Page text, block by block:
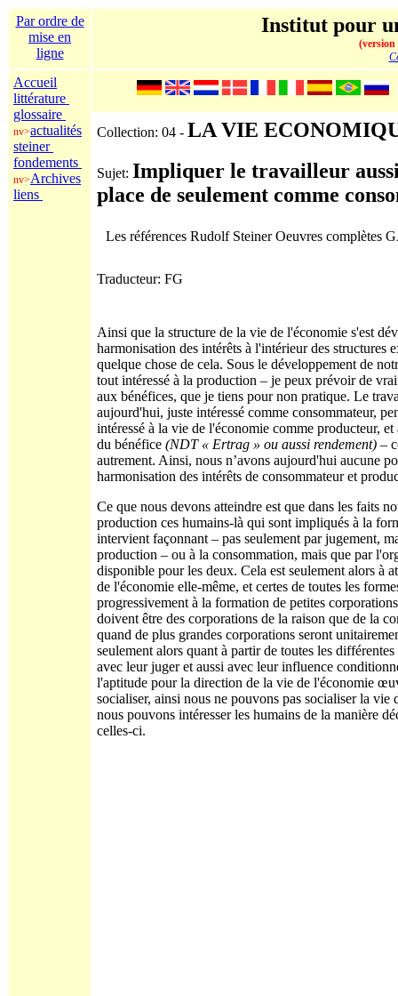
Par ordre de
mise en
ligne
Institut pour
(version
Accueil
littérature
glossaire
nv>actualités
steiner
fondements
nv>Archives
liens
Collection: 04 - LA VIE
Sujet: Impliquer le travailleur
place de seulement comme
Les références Rudolf Steiner Oeuvres complètes
Traducteur: FG
Ainsi que la structure de la vie de l'économie s'est
harmonisation des intérêts à l'intérieur des structures
quelque chose de cela. Sous le développement de
tout intéressé à la production – je peux prévoir de
aux bénéfices, que je tiens pour non pratique. Le
aujourd'hui, juste intéressé comme consommateur,
intéressé à la vie de l'économie comme producteur,
du bénéfice (NDT « Ertrag » ou aussi rendement) –
autrement. Ainsi, nous n’avons aujourd'hui aucune
harmonisation des intérêts de consommateur et
Ce que nous devons atteindre est que dans les faits
production ces humains-là qui sont impliqués à la
intervient façonnant – pas seulement par jugement,
production – ou à la consommation, mais que par
disponible pour les deux. Cela est seulement alors à
de l'économie elle-même, et certes de toutes les
progressivement à la formation de petites
doivent être des corporations de la raison que de la
quand de plus grandes corporations seront
seulement alors quant à partir de toutes les
avec leur juger et aussi avec leur influence
l'aptitude pour la direction de la vie de l'économie
socialiser, ainsi nous ne pouvons pas socialiser la
nous pouvons intéresser les humains de la manière
celles-ci.